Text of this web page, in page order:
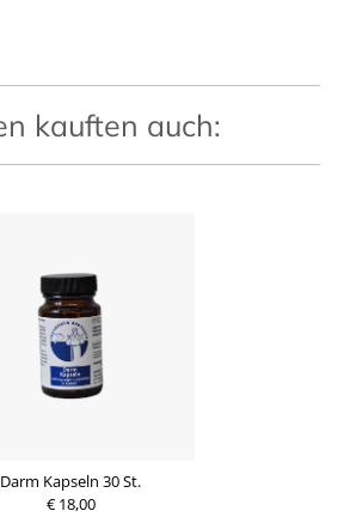
kauften auch:
Darm Kapseln 30 St.
€ 18,00